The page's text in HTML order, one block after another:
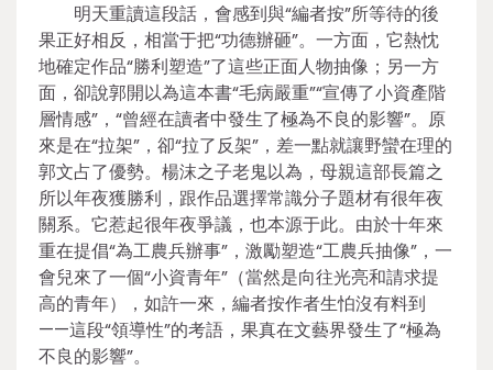
明天重讀這段話，會感到與“編者按”所等待的後
果正好相反，相當于把“功德辦砸”。一方面，它熱忱
地確定作品“勝利塑造”了這些正面人物抽像；另一方
面，卻說郭開以為這本書“毛病嚴重”“宣傳了小資產階
層情感”，“曾經在讀者中發生了極為不良的影響”。原
來是在“拉架”，卻“拉了反架”，差一點就讓野蠻在理的
郭文占了優勢。楊沫之子老鬼以為，母親這部長篇之
所以年夜獲勝利，跟作品選擇常識分子題材有很年夜
關系。它惹起很年夜爭議，也本源于此。由於十年來
重在提倡“為工農兵辦事”，激勵塑造“工農兵抽像”，一
會兒來了一個“小資青年”（當然是向往光亮和請求提
高的青年），如許一來，編者按作者生怕沒有料到
——這段“領導性”的考語，果真在文藝界發生了“極為
不良的影響”。